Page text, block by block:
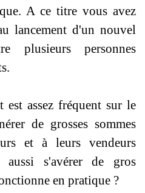
A ce titre vous avez
lancement d'un nouvel
plusieurs personnes
est assez fréquent sur le
de grosses sommes
et à leurs vendeurs
aussi s'avérer de gros
en pratique ?